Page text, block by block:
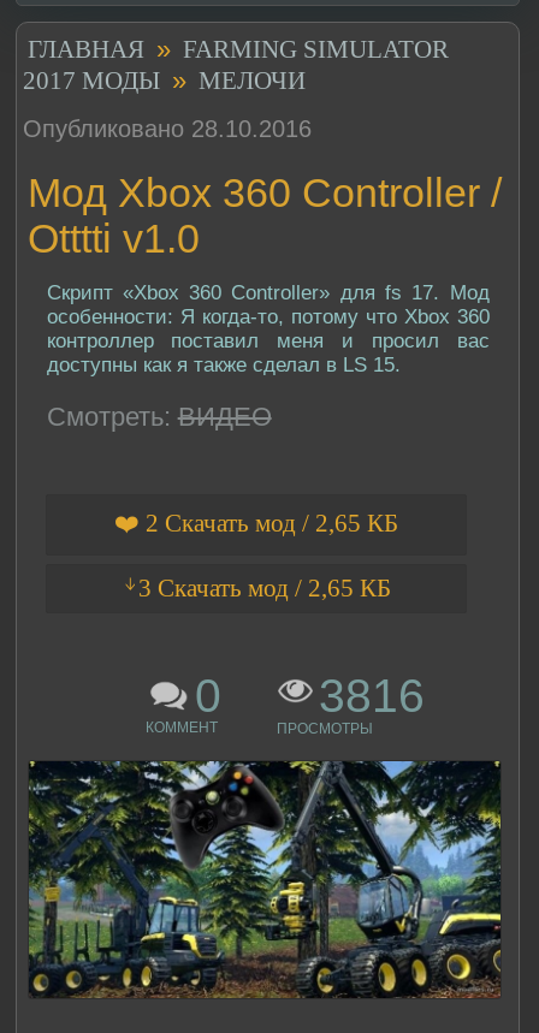
ГЛАВНАЯ » FARMING SIMULATOR
2017 МОДЫ » МЕЛОЧИ
Опубликовано 28.10.2016
Мод Xbox 360 Controller /
Otttti v1.0
Скрипт «Xbox 360 Controller» для fs 17. Мод
особенности: Я когда-то, потому что Xbox 360
контроллер поставил меня и просил вас
доступны как я также сделал в LS 15.
Смотреть: ВИДЕО
❤️ 2 Скачать мод / 2,65 КБ
ᛎ3 Скачать мод / 2,65 КБ
0
КОММЕНТ
3816
ПРОСМОТРЫ